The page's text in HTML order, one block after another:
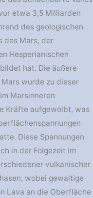
etwa 3,5 Milliarden
des geologischen
des Mars, der
Hesperianischen
hat. Die äußere
wurde zu dieser
Marsinneren
Kräfte aufgewölbt, was
Diese Spannungen
in der Folgezeit im
vulkanischer
wobei gewaltige
Lava an die Oberfläche